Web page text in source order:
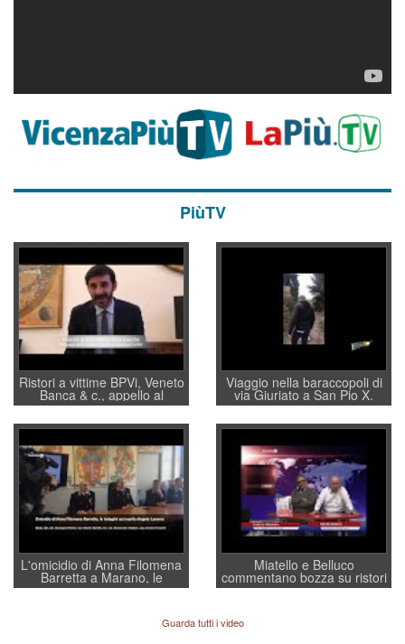
PiùTV
Ristori a vittime BPVi, Veneto
Banca & c., appello al
sottosegretario Alessio
Villarosa: per mettere ordine
convochi con Di Maio CNCU
a supporto della cabina di
regia al Mef
Viaggio nella baraccopoli di
via Giuriato a San Pio X.
Vicenza ai Vicentini: “faremo
un regalo di Natale ai
residenti”
L'omicidio di Anna Filomena
Barretta a Marano, le
indagini dei carabinieri di
quelle di... Barbara D'Urso
Miatello e Belluco
commentano bozza su ristori
BPVi e Veneto Banca
Guarda tutti i video